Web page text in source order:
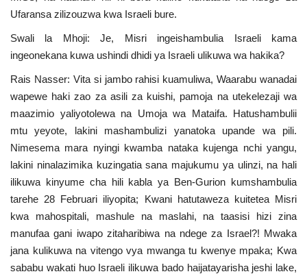
Nafasi
Washiriki
Video
Maonyesho
Wadhamini
Language
Swahili español
French Arabic
Ufaransa zilizouzwa kwa Israeli bure.
Swali la Mhoji: Je, Misri ingeishambulia Israeli kama
ingeonekana kuwa ushindi dhidi ya Israeli ulikuwa wa hakika?
Rais Nasser: Vita si jambo rahisi kuamuliwa, Waarabu wanadai
wapewe haki zao za asili za kuishi, pamoja na utekelezaji wa
maazimio yaliyotolewa na Umoja wa Mataifa. Hatushambulii
mtu yeyote, lakini mashambulizi yanatoka upande wa pili.
Nimesema mara nyingi kwamba nataka kujenga nchi yangu,
lakini ninalazimika kuzingatia sana majukumu ya ulinzi, na hali
ilikuwa kinyume cha hili kabla ya Ben-Gurion kumshambulia
tarehe 28 Februari iliyopita; Kwani hatutaweza kuitetea Misri
kwa mahospitali, mashule na maslahi, na taasisi hizi zina
manufaa gani iwapo zitaharibiwa na ndege za Israel?! Mwaka
jana kulikuwa na vitengo vya mwanga tu kwenye mpaka; Kwa
sababu wakati huo Israeli ilikuwa bado haijatayarisha jeshi lake,